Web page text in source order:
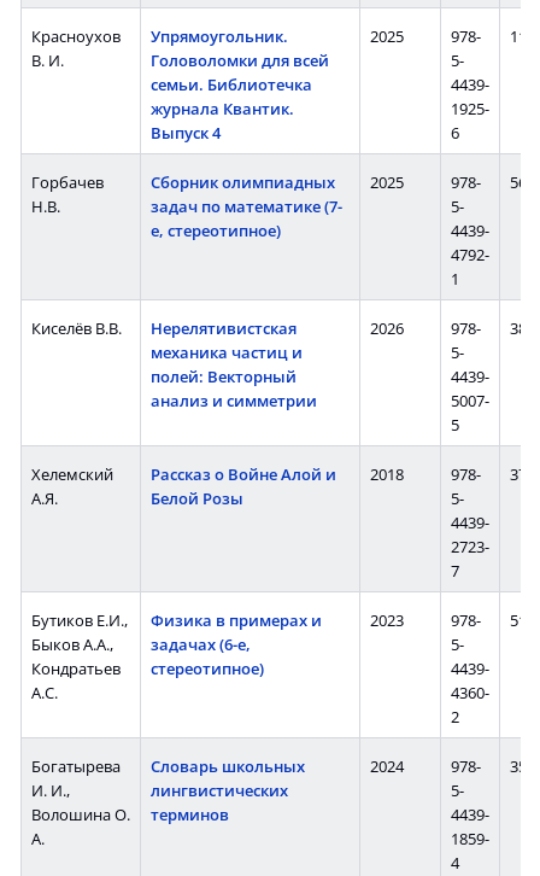
Красноухов
В. И.
Упрямоугольник.
Головоломки для всей
семьи. Библиотечка
журнала Квантик.
Выпуск 4
2025
978-
5-
4439-
1925-
6
112
Горбачев
Н.В.
Сборник олимпиадных
задач по математике (7-
е, стереотипное)
2025
978-
5-
4439-
4792-
1
560
Киселёв В.В.
Нерелятивистская
механика частиц и
полей: Векторный
анализ и симметрии
2026
978-
5-
4439-
5007-
5
384
Хелемский
А.Я.
Рассказ о Войне Алой и
Белой Розы
2018
978-
5-
4439-
2723-
7
376
Бутиков Е.И.,
Быков А.А.,
Кондратьев
А.С.
Физика в примерах и
задачах (6-е,
стереотипное)
2023
978-
5-
4439-
4360-
2
516
Богатырева
И. И.,
Волошина О.
А.
Словарь школьных
лингвистических
терминов
2024
978-
5-
4439-
1859-
4
358